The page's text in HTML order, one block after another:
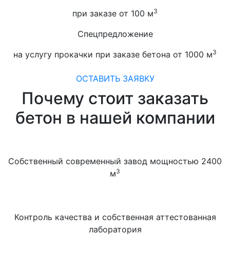
при заказе от 100 м3
Спецпредложение
на услугу прокачки при заказе бетона от 1000 м3
ОСТАВИТЬ ЗАЯВКУ
Почему стоит заказать
бетон в нашей компании
Собственный современный завод мощностью 2400
м3
Контроль качества и собственная аттестованная
лаборатория